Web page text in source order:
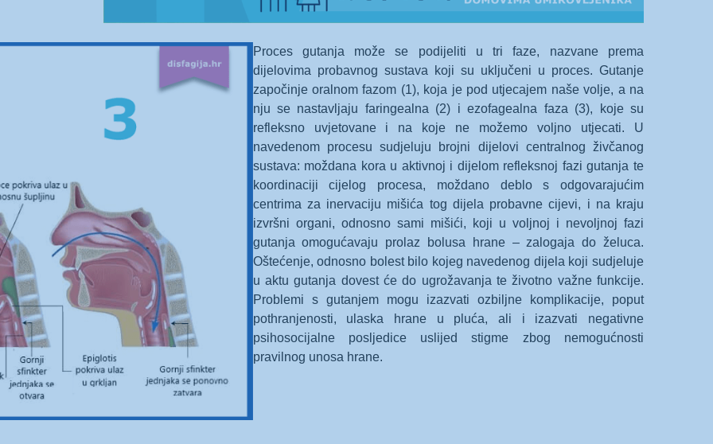
Proces gutanja može se podijeliti u tri faze, nazvane prema
dijelovima probavnog sustava koji su uključeni u proces. Gutanje
započinje oralnom fazom (1), koja je pod utjecajem naše volje, a na
nju se nastavljaju faringealna (2) i ezofagealna faza (3), koje su
refleksno uvjetovane i na koje ne možemo voljno utjecati. U
navedenom procesu sudjeluju brojni dijelovi centralnog živčanog
sustava: moždana kora u aktivnoj i dijelom refleksnoj fazi gutanja te
koordinaciji cijelog procesa, moždano deblo s odgovarajućim
centrima za inervaciju mišića tog dijela probavne cijevi, i na kraju
izvršni organi, odnosno sami mišići, koji u voljnoj i nevoljnoj fazi
gutanja omogućavaju prolaz bolusa hrane – zalogaja do želuca.
Oštećenje, odnosno bolest bilo kojeg navedenog dijela koji sudjeluje
u aktu gutanja dovest će do ugrožavanja te životno važne funkcije.
Problemi s gutanjem mogu izazvati ozbiljne komplikacije, poput
pothranjenosti, ulaska hrane u pluća, ali i izazvati negativne
psihosocijalne posljedice uslijed stigme zbog nemogućnosti
pravilnog unosa hrane.